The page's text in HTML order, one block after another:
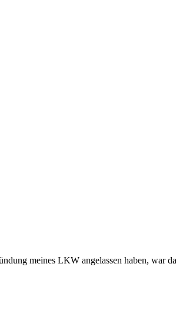
meines LKW angelassen haben, war